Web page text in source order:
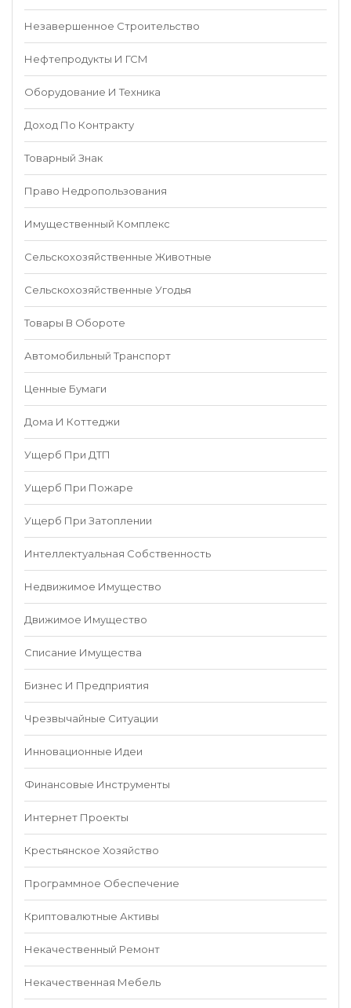
Незавершенное Строительство
Нефтепродукты И ГСМ
Оборудование И Техника
Доход По Контракту
Товарный Знак
Право Недропользования
Имущественный Комплекс
Сельскохозяйственные Животные
Сельскохозяйственные Угодья
Товары В Обороте
Автомобильный Транспорт
Ценные Бумаги
Дома И Коттеджи
Ущерб При ДТП
Ущерб При Пожаре
Ущерб При Затоплении
Интеллектуальная Собственность
Недвижимое Имущество
Движимое Имущество
Списание Имущества
Бизнес И Предприятия
Чрезвычайные Ситуации
Инновационные Идеи
Финансовые Инструменты
Интернет Проекты
Крестьянское Хозяйство
Программное Обеспечение
Криптовалютные Активы
Некачественный Ремонт
Некачественная Мебель